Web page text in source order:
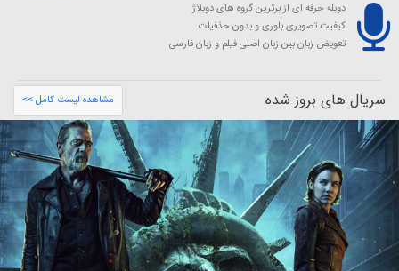
دوبله حرفه ای از برترین گروه های دوبلاژ
کیفیت تصویری بلوری و بدون حذفیات
تعویض زبان بین زبان اصلی فیلم و زبان فارسی
سریال های بروز شده مشاهده لیست کامل >>